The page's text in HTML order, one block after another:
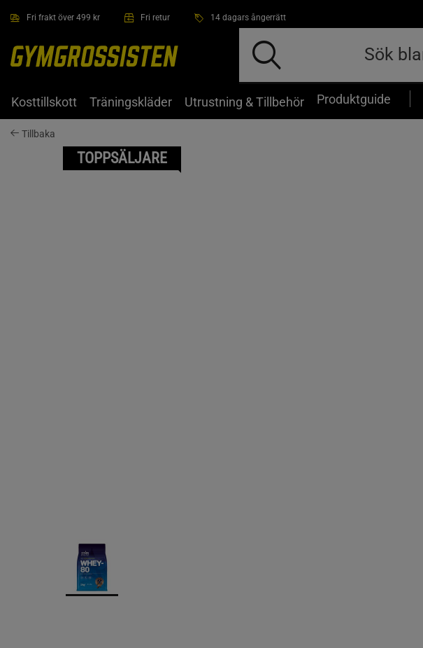
Fri frakt över 499 kr Fri retur 14 dagars ångerrätt
Kosttillskott Träningskläder Utrustning & Tillbehör Produktguide
Tillbaka
TOPPSÄLJARE